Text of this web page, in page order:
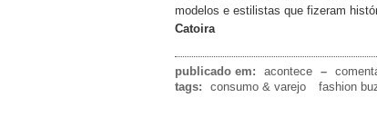
modelos e estilistas que fizeram
Catoira
publicado em: acontece –
tags:
consumo & varejo fashion